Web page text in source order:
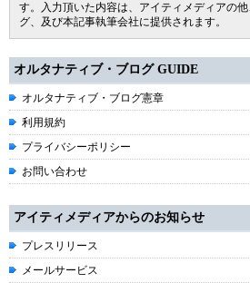
す。入力頂いた内容は、アイティメディアの
グ、及び本記事執筆会社に提供されます。
オルタナティブ・ブログ GUIDE
オルタナティブ・ブログ憲章
利用規約
プライバシーポリシー
お問い合わせ
アイティメディアからのお知らせ
プレスリリース
メールサービス